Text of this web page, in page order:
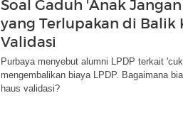
Soal Gaduh 'Anak
yang Terlupakan di Balik
Validasi
Purbaya menyebut alumni LPDP terkait
mengembalikan biaya LPDP. Bagaimana
haus validasi?